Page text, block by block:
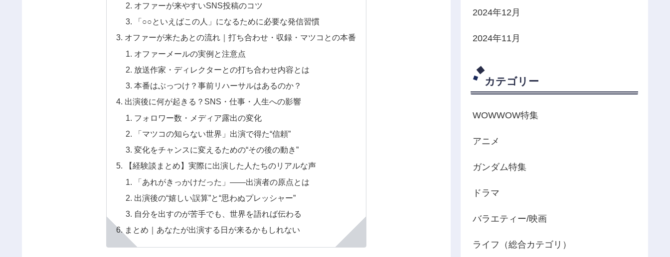
オファーが来やすいSNS投稿のコツ
「○○といえばこの人」になるために必要な発信習慣
オファーが来たあとの流れ｜打ち合わせ・収録・マツコとの本番
オファーメールの実例と注意点
放送作家・ディレクターとの打ち合わせ内容とは
本番はぶっつけ？事前リハーサルはあるのか？
出演後に何が起きる？SNS・仕事・人生への影響
フォロワー数・メディア露出の変化
「マツコの知らない世界」出演で得た“信頼”
変化をチャンスに変えるための“その後の動き”
【経験談まとめ】実際に出演した人たちのリアルな声
「あれがきっかけだった」――出演者の原点とは
出演後の“嬉しい誤算”と“思わぬプレッシャー”
自分を出すのが苦手でも、世界を語れば伝わる
まとめ｜あなたが出演する日が来るかもしれない
2024年12月
2024年11月
カテゴリー
WOWWOW特集
アニメ
ガンダム特集
ドラマ
バラエティー/映画
ライフ（総合カテゴリ）